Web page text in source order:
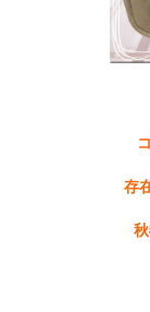
存
秋